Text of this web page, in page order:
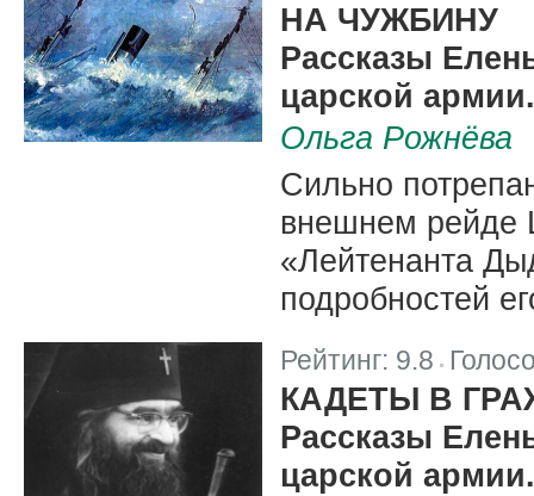
НА ЧУЖБИНУ
Рассказы
царской
Ольга Рожнёва
Сильно
внешнем рейде
«Лейтенанта
подробностей
Рейтинг: 9.8
КАДЕТЫ В
Рассказы
царской